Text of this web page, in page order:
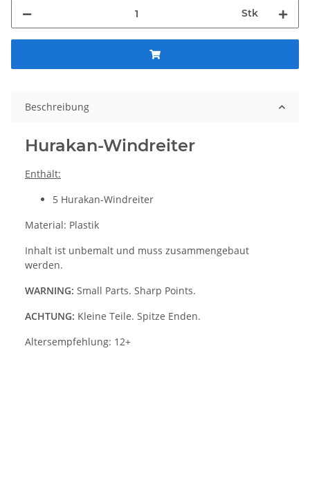
Stk
Beschreibung
Hurakan-Windreiter
Enthält:
5 Hurakan-Windreiter
Material: Plastik
Inhalt ist unbemalt und muss zusammengebaut
werden.
WARNING: Small Parts. Sharp Points.
ACHTUNG: Kleine Teile. Spitze Enden.
Altersempfehlung: 12+